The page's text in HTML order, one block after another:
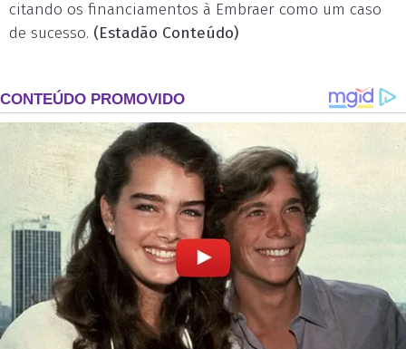
citando os financiamentos à Embraer como um caso
de sucesso. (Estadão Conteúdo)